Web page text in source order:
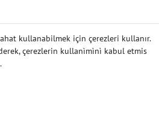
kullanabilmek için çerezleri kullanır.
çerezlerin kullanìmìnì kabul etmis
.